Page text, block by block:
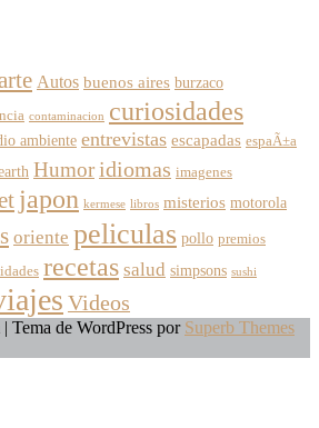
Autos buenos aires burzaco
contaminacion curiosidades
ambiente entrevistas escapadas espaÃ±a
Humor idiomas imagenes
japon kermese libros misterios motorola
oriente peliculas pollo premios
recetas salud simpsons sushi
Videos
| Tema de WordPress por Superb Themes